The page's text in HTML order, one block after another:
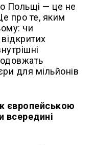
Польщі — це не
про те, яким
чи
для мільйонів
європейською
всередині